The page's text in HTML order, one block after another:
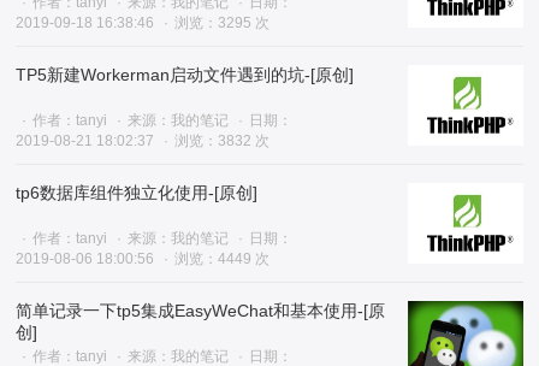
2019-09-18 16:38:46
浏览：3295 次
TP5新建Workerman启动文件遇到的坑-[原创]
作者：tanyi 来源：我的笔记
日期：
2019-08-21 18:02:37
浏览：3832 次
tp6数据库组件独立化使用-[原创]
作者：tanyi 来源：我的笔记
日期：
2019-08-06 18:00:56
浏览：4449 次
简单记录一下tp5集成EasyWeChat和基本使用-[原
创]
作者：tanyi 来源：我的笔记
日期：